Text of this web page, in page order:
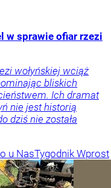
w sprawie ofiar rzezi
wołyńskiej wciąż
bliskich
Ich dramat
nie jest historią
dziś nie została
u NasTygodnik Wprost